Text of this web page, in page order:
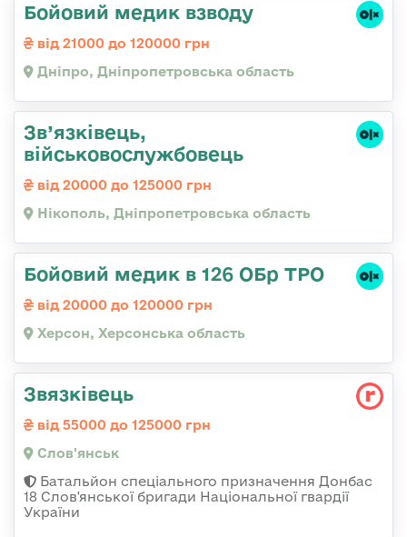
Бойовий медик взводу
від 21000 до 120000 грн
Дніпро, Дніпропетровська область
Зв’язківець,
військовослужбовець
від 20000 до 125000 грн
Нікополь, Дніпропетровська область
Бойовий медик в 126 ОБр ТРО
від 20000 до 120000 грн
Херсон, Херсонська область
Звязківець
від 55000 до 125000 грн
Слов'янськ
Батальйон спеціального призначення Донбас
18 Слов'янської бригади Національної гвардії
України